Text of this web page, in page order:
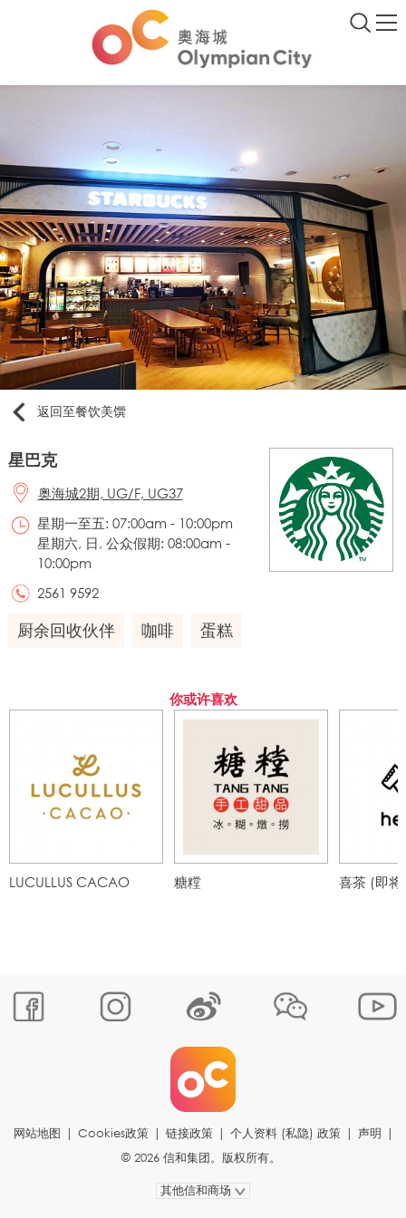
返回至餐饮美馔
星巴克
奥海城2期, UG/F, UG37
星期一至五: 07:00am - 10:00pm
星期六, 日, 公众假期: 08:00am -
10:00pm
2561 9592
厨余回收伙伴 咖啡 蛋糕
你或许喜欢
LUCULLUS CACAO 糖糛 喜茶 (即
网站地图 Cookies政策 链接政策 个人资料 (私隐) 政策 声明
© 2026 信和集团。版权所有。
其他信和商场